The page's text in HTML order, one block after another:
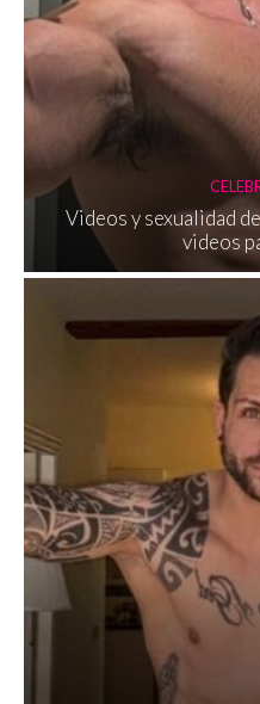
Videos y sexualidad
videos